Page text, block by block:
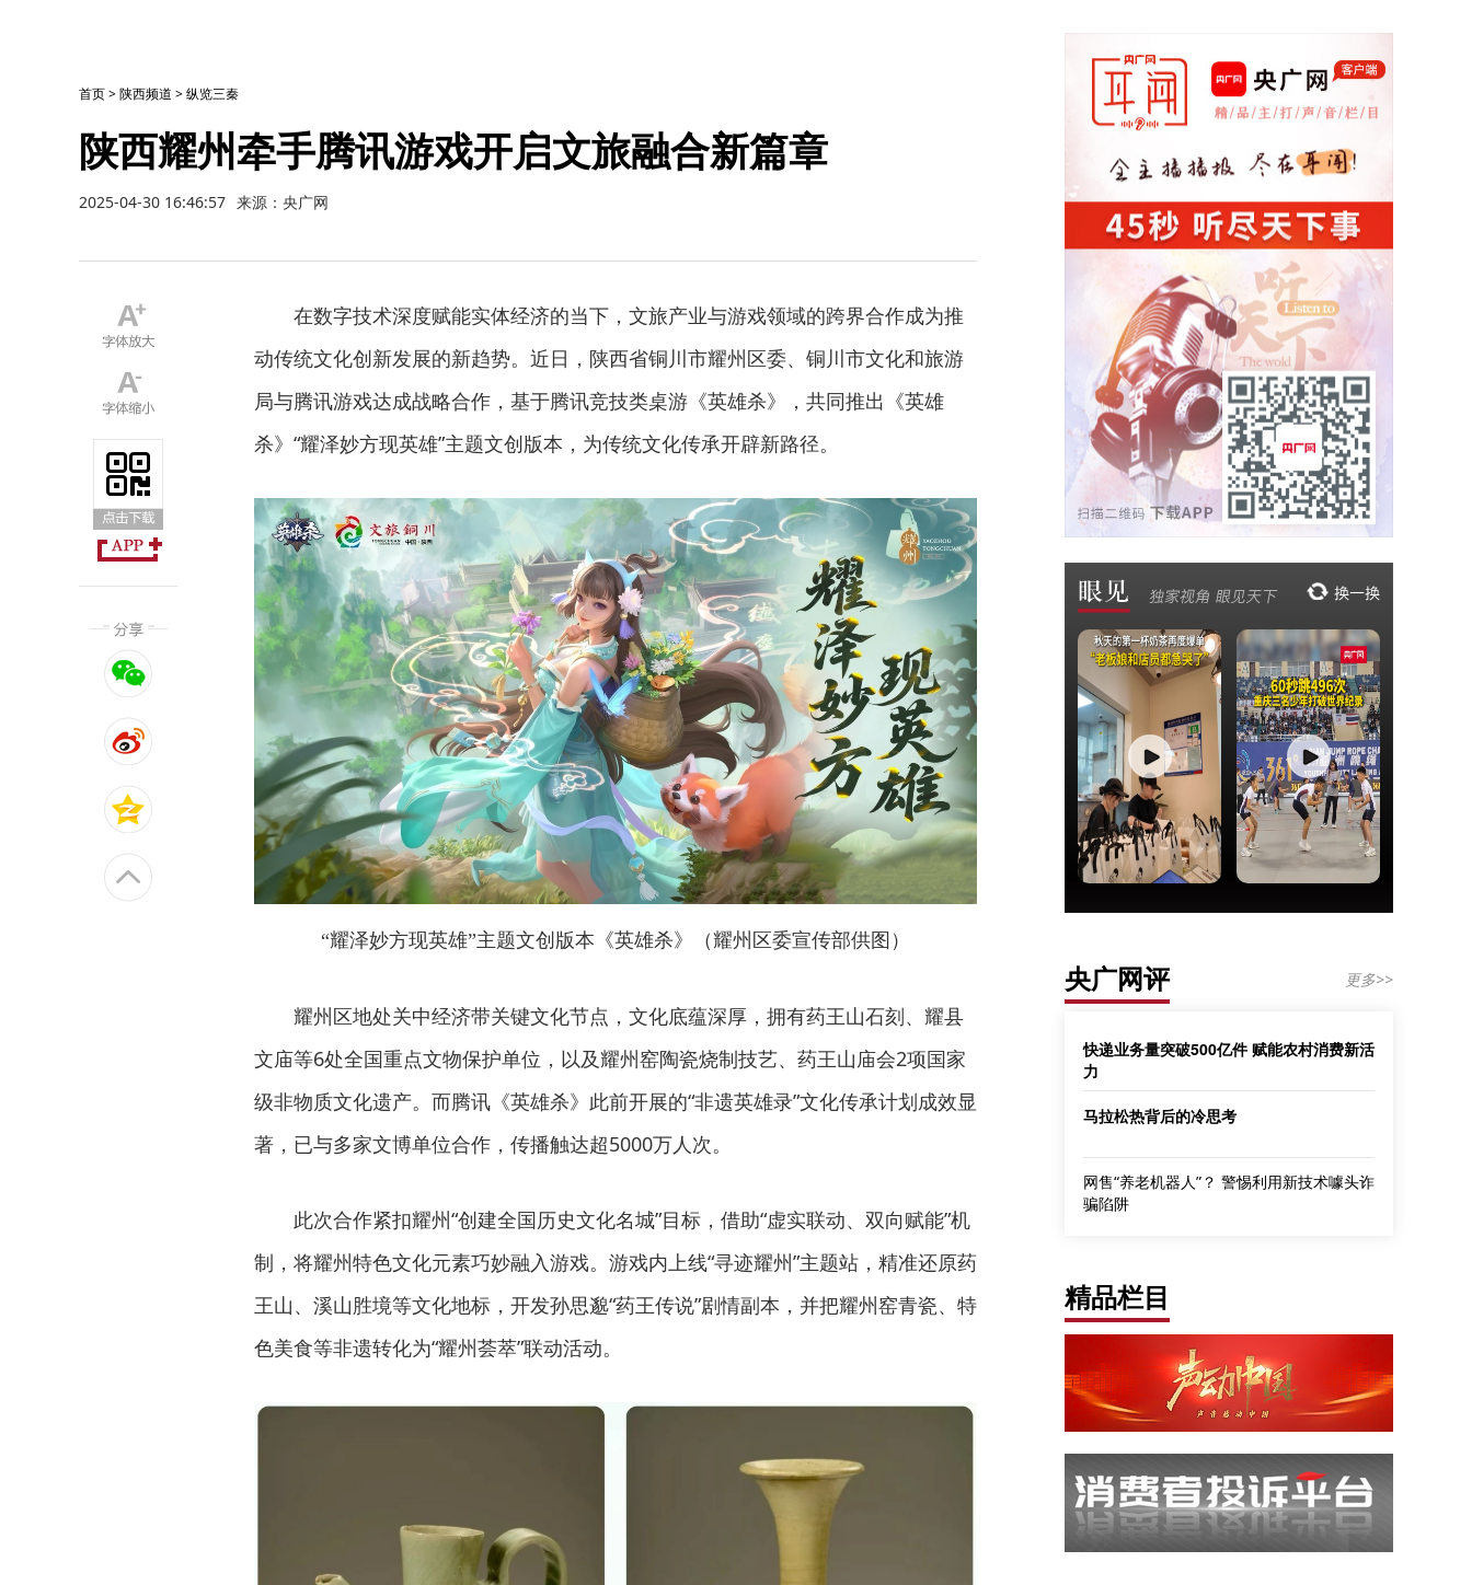
首页>陕西频道 >纵览三秦
陕西耀州牵手腾讯游戏开启文旅融合新篇章
2025-04-30 16:46:57 来源：央广网
在数字技术深度赋能实体经济的当下，文旅产业与游戏领域的跨界合作成为推
动传统文化创新发展的新趋势。近日，陕西省铜川市耀州区委、铜川市文化和旅游
局与腾讯游戏达成战略合作，基于腾讯竞技类桌游《英雄杀》，共同推出《英雄
杀》“耀泽妙方现英雄”主题文创版本，为传统文化传承开辟新路径。
“耀泽妙方现英雄”主题文创版本《英雄杀》（耀州区委宣传部供图）
耀州区地处关中经济带关键文化节点，文化底蕴深厚，拥有药王山石刻、耀县
文庙等6处全国重点文物保护单位，以及耀州窑陶瓷烧制技艺、药王山庙会2项国家
级非物质文化遗产。而腾讯《英雄杀》此前开展的“非遗英雄录”文化传承计划成效显
著，已与多家文博单位合作，传播触达超5000万人次。
此次合作紧扣耀州“创建全国历史文化名城”目标，借助“虚实联动、双向赋能”机
制，将耀州特色文化元素巧妙融入游戏。游戏内上线“寻迹耀州”主题站，精准还原药
王山、溪山胜境等文化地标，开发孙思邈“药王传说”剧情副本，并把耀州窑青瓷、特
色美食等非遗转化为“耀州荟萃”联动活动。
央广网评 更多>>
快递业务量突破500亿件 赋能农村消费新活
力
马拉松热背后的冷思考
网售“养老机器人”？ 警惕利用新技术噱头诈
骗陷阱
精品栏目